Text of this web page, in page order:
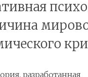
, разработанная